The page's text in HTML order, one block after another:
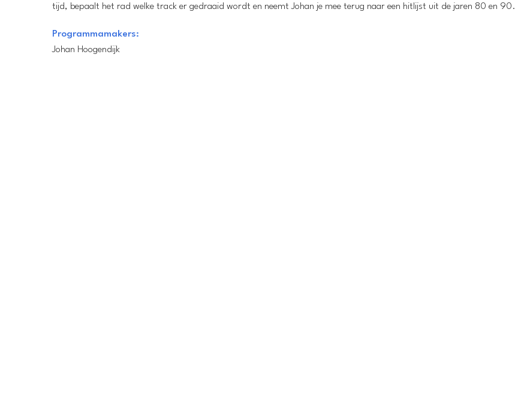
tijd, bepaalt het rad welke track er gedraaid wordt en neemt Johan je mee terug naar een hitlijst uit de jaren 80 en 90.
Programmamakers:
Johan Hoogendijk